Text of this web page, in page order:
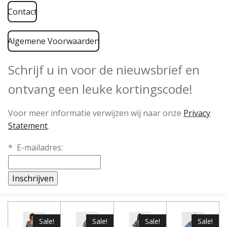
c
e
b
o
o
k
g
r
a
m
Contact
Algemene Voorwaarden
Schrijf u in voor de nieuwsbrief en
ontvang een leuke kortingscode!
Voor meer informatie verwijzen wij naar onze Privacy
Statement.
* E-mailadres:
Sale! Sale! Sale! Sale!